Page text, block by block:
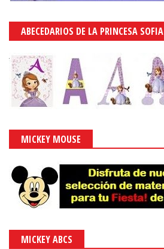
ABECEDARIOS DE LA PRINCESA SOFIA
MICKEY MOUSE
MICKEY ABCS